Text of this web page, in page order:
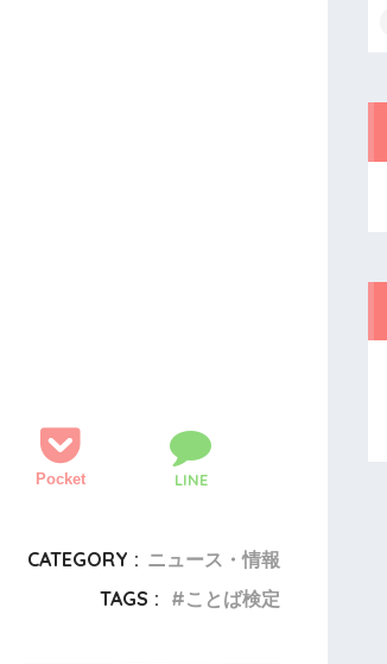
Pocket LINE
CATEGORY : ニュース・情報
TAGS :
ことば検定